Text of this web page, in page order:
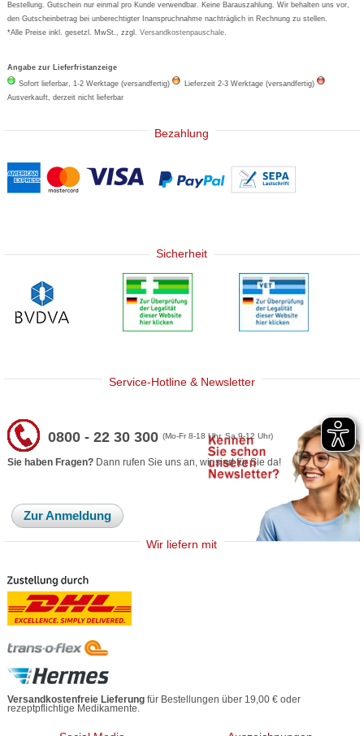
Bestellung. Gutschein nur einmal pro Kunde verwendbar. Keine Barauszahlung. Wir behalten uns vor,
den Gutscheinbetrag bei unberechtigter Inanspruchnahme nachträglich in Rechnung zu stellen.
*Alle Preise inkl. gesetzl. MwSt., zzgl.Versandkostenpauschale.
Angabe zur Lieferfristanzeige
Sofort lieferbar, 1-2 Werktage (versandfertig)
Lieferzeit 2-3 Werktage (versandfertig)
Ausverkauft, derzeit nicht lieferbar
Bezahlung
Sicherheit
Service-Hotline & Newsletter
0800 - 22 30 300(Mo-Fr 8-18 Uhr, Sa 9-12 Uhr)
Sie haben Fragen? Dann rufen Sie uns an, wir sind für Sie da!
Zur Anmeldung
Wir liefern mit
Versandkostenfreie Lieferung für Bestellungen über 19,00 € oder
rezeptpflichtige Medikamente.